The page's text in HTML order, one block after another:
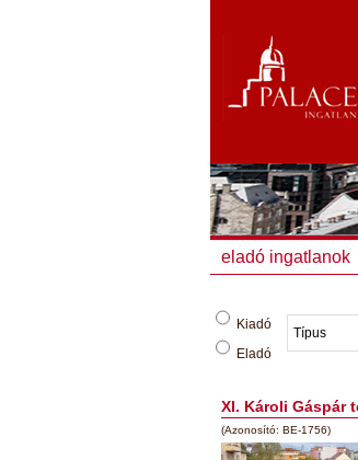
eladó ingatlanok
Kiadó
Eladó
XI. Károli Gáspár
(Azonosító: BE-1756)